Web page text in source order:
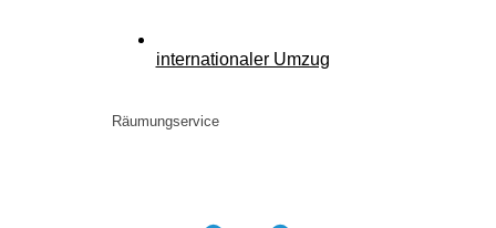
internationaler Umzug
Räumungservice